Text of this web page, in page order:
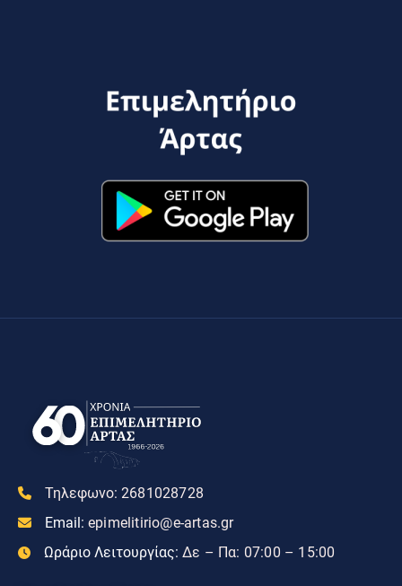
Τηλεφωνο: 2681028728
Email: epimelitirio@e-artas.gr
Ωράριο Λειτουργίας: Δε – Πα: 07:00 – 15:00